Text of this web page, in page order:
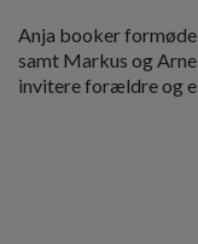
Anja booker
samt Markus og
invitere forældre og